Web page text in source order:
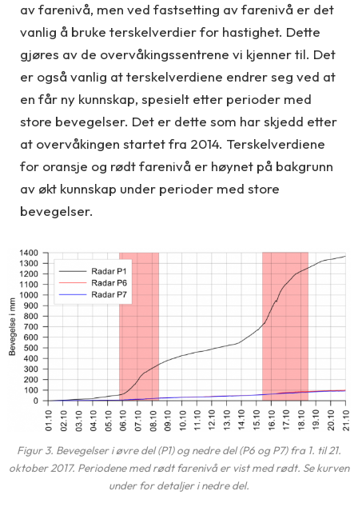
av farenivå, men ved fastsetting av farenivå er det
vanlig å bruke terskelverdier for hastighet. Dette
gjøres av de overvåkingssentrene vi kjenner til. Det
er også vanlig at terskelverdiene endrer seg ved at
en får ny kunnskap, spesielt etter perioder med
store bevegelser. Det er dette som har skjedd etter
at overvåkingen startet fra 2014. Terskelverdiene
for oransje og rødt farenivå er høynet på bakgrunn
av økt kunnskap under perioder med store
bevegelser.
Figur 3. Bevegelser i øvre del (P1) og nedre del (P6 og P7) fra 1. til 21.
oktober 2017. Periodene med rødt farenivå er vist med rødt. Se kurven
under for detaljer i nedre del.